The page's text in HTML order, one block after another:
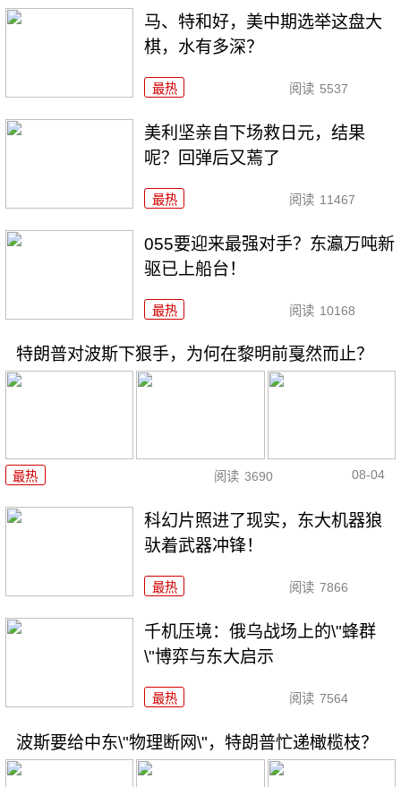
马、特和好，美中期选举这盘大
棋，水有多深？
最热 阅读 5537
美利坚亲自下场救日元，结果
呢？回弹后又蔫了
最热 阅读 11467
055要迎来最强对手？东瀛万吨新
驱已上船台！
最热 阅读 10168
特朗普对波斯下狠手，为何在黎明前戛然而止？
最热 阅读 3690 08-04
科幻片照进了现实，东大机器狼
驮着武器冲锋！
最热 阅读 7866
千机压境：俄乌战场上的\"蜂群
\"博弈与东大启示
最热 阅读 7564
波斯要给中东\"物理断网\"，特朗普忙递橄榄枝？